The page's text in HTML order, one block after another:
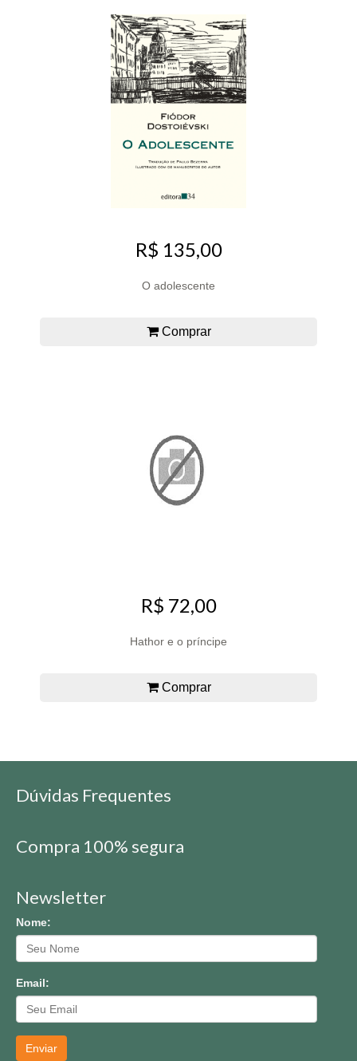
R$ 135,00
O adolescente
Comprar
R$ 72,00
Hathor e o príncipe
Comprar
Dúvidas Frequentes
Compra 100% segura
Newsletter
Nome:
Email:
Enviar